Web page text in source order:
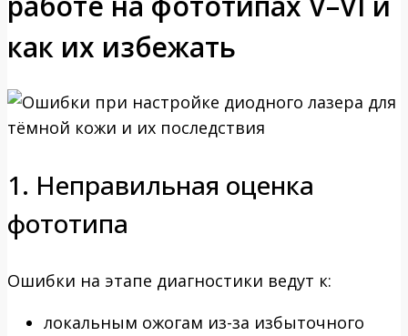
как их избежать
1. Неправильная оценка
фототипа
Ошибки на этапе диагностики ведут к:
локальным ожогам из-за избыточного